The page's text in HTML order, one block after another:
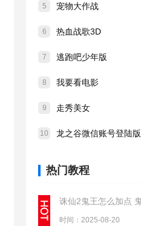
5 宠物大作战
6 热血战歌3D
7 逃跑吧少年版
8 我要看电影
9 走秀美女
10 龙之谷微信账号登陆版
热门教程
时间：2025-08-20